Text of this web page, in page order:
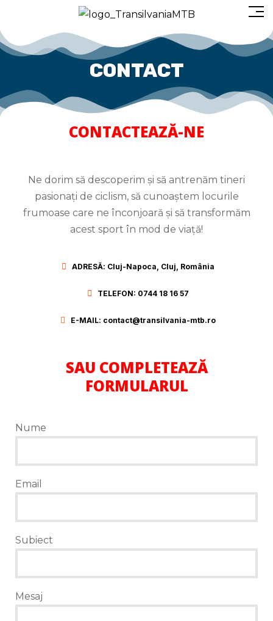
CONTACT
CONTACTEAZĂ-NE
Ne dorim să descoperim și să antrenăm tineri
pasionați de ciclism, să cunoaștem locurile
frumoase care ne înconjoară și să transformăm
acest sport în mod de viață!
ADRESĂ: Cluj-Napoca, Cluj, România
TELEFON: 0744 18 16 57
E-MAIL: contact@transilvania-mtb.ro
SAU COMPLETEAZĂ
FORMULARUL
Nume
Email
Subiect
Mesaj